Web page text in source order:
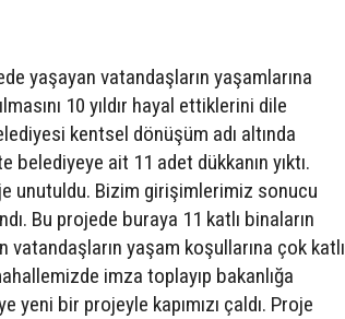
yaşayan vatandaşların yaşamlarına
10 yıldır hayal ettiklerini dile
kentsel dönüşüm adı altında
belediyeye ait 11 adet dükkanın yıktı.
unutuldu. Bizim girişimlerimiz sonucu
Bu projede buraya 11 katlı binaların
vatandaşların yaşam koşullarına çok katlı
imza toplayıp bakanlığa
yeni bir projeyle kapımızı çaldı. Proje